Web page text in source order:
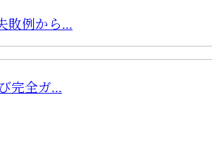
敗例から...
完全ガ...